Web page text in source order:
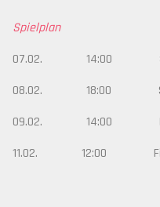
Spielplan
07.02. 14:00
08.02. 18:00
09.02. 14:00
11.02. 12:00